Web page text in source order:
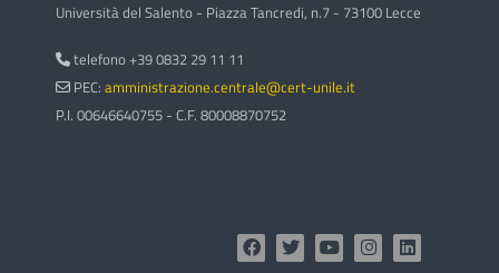
Università del Salento - Piazza Tancredi, n.7 - 73100 Lecce
telefono +39 0832 29 11 11
PEC: amministrazione.centrale@cert-unile.it
P.I. 00646640755 - C.F. 80008870752